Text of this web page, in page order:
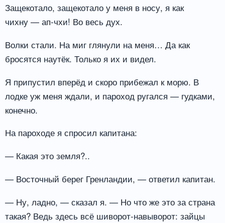
Защекотало, защекотало у меня в носу, я как
чихну — ап-чхи! Во весь дух.
Волки стали. На миг глянули на меня… Да как
бросятся наутёк. Только я их и видел.
Я припустил вперёд и скоро прибежал к морю. В
лодке уж меня ждали, и пароход ругался — гудками,
конечно.
На пароходе я спросил капитана:
— Какая это земля?..
— Восточный берег Гренландии, — ответил капитан.
— Ну, ладно, — сказал я. — Но что же это за страна
такая? Ведь здесь всё шиворот-навыворот: зайцы